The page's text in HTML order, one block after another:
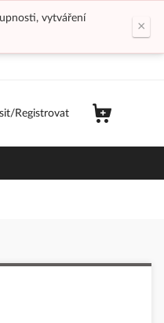
vytváření
×
Registrovat